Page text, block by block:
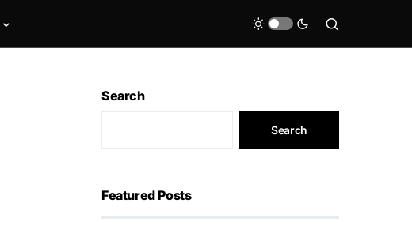
Search
Search
Featured Posts